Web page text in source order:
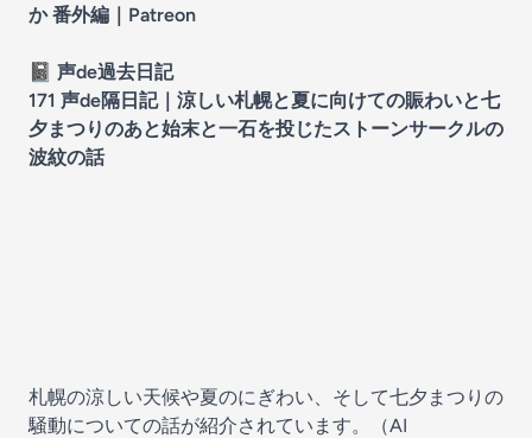
か 番外編 ｜Patreon
📓 声de過去日記
171 声de隔日記｜涼しい札幌と夏に向けての賑わいと七
夕まつりのあと始末と一石を投じたストーンサークルの
波紋の話
札幌の涼しい天候や夏のにぎわい、そして七夕まつりの
騒動についての話が紹介されています。（AI